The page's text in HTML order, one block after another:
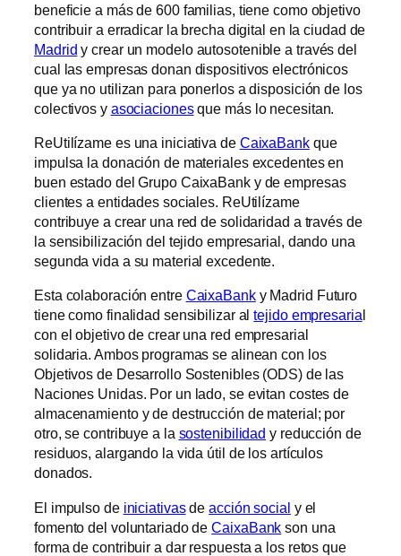
beneficie a más de 600 familias, tiene como objetivo
contribuir a erradicar la brecha digital en la ciudad de
Madrid y crear un modelo autosotenible a través del
cual las empresas donan dispositivos electrónicos
que ya no utilizan para ponerlos a disposición de los
colectivos y asociacionesque más lo necesitan.
ReUtilízame es una iniciativa de CaixaBankque
impulsa la donación de materiales excedentes en
buen estado del Grupo CaixaBank y de empresas
clientes a entidades sociales. ReUtilízame
contribuye a crear una red de solidaridad a través de
la sensibilización del tejido empresarial, dando una
segunda vida a su material excedente.
Esta colaboración entre CaixaBanky Madrid Futuro
tiene como finalidad sensibilizar altejido empresaria
con el objetivo de crear una red empresarial
solidaria. Ambos programas se alinean con los
Objetivos de Desarrollo Sostenibles (ODS) de las
Naciones Unidas. Por un lado, se evitan costes de
almacenamiento y de destrucción de material; por
otro, se contribuye a la sostenibilidad y reducción de
residuos, alargando la vida útil de los artículos
donados.
El impulso de iniciativasdeacción social y el
fomento del voluntariado deCaixaBank son una
forma de contribuir a dar respuesta a los retos que